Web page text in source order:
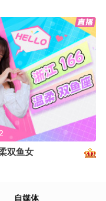
孩们拍一个美食节目哈
白日梦响家 #生活趣玩
online秋关副本
双鱼女
自媒体